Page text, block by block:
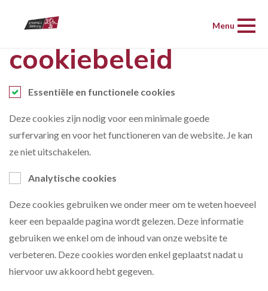
Menu
cookiebeleid
Essentiële en functionele cookies
Deze cookies zijn nodig voor een minimale goede
surfervaring en voor het functioneren van de website. Je kan
ze niet uitschakelen.
Analytische cookies
Deze cookies gebruiken we onder meer om te weten hoeveel
keer een bepaalde pagina wordt gelezen. Deze informatie
gebruiken we enkel om de inhoud van onze website te
verbeteren. Deze cookies worden enkel geplaatst nadat u
hiervoor uw akkoord hebt gegeven.